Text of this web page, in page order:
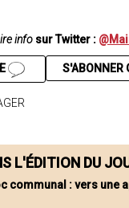
info sur Twitter :
S'ABONNER
L'ÉDITION DU
communal : vers une